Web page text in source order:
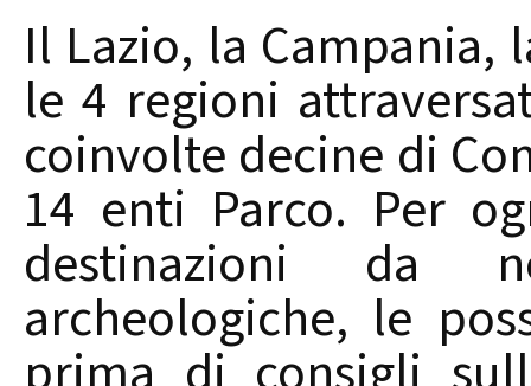
Il Lazio, la Campania,
le 4 regioni
coinvolte decine di
14 enti Parco. Per
destinazioni da
archeologiche, le